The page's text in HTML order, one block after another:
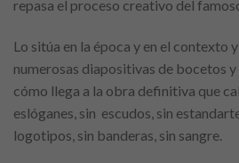
repasa el proceso creativo del
Lo sitúa en la época y en el contexto
numerosas diapositivas de bocetos
cómo llega a la obra definitiva que
eslóganes, sin escudos, sin
logotipos, sin banderas, sin sangre.